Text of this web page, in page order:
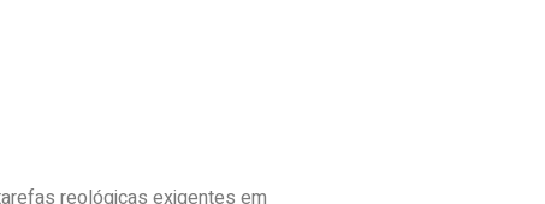
reológicas exigentes em